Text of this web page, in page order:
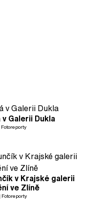
Galerii Dukla
Fotoreporty
v Krajské galerii
ve Zlíně
Fotoreporty